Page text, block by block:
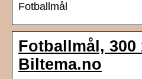
Fotballmål
Fotballmål, 300
Biltema.no